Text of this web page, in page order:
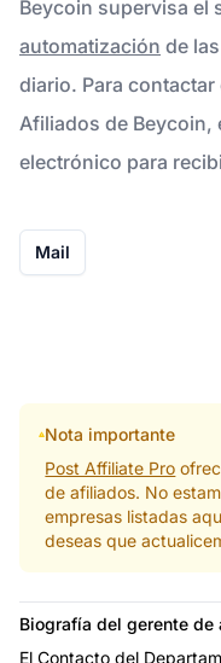
Beycoin supervisa el
automatización de
diario. Para
Afiliados de Beycoin,
electrónico para
Mail
Nota importante
Post Affiliate Pro
de afiliados. No
empresas listadas
deseas que
Biografía del gerente de
El Contacto del